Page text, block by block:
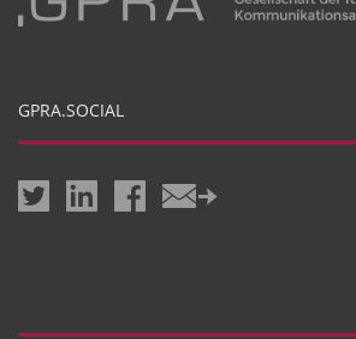
GPRA.SOCIAL